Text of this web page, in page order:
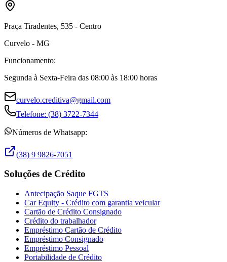
Praça Tiradentes, 535 - Centro
Curvelo - MG
Funcionamento:
Segunda à Sexta-Feira das 08:00 às 18:00 horas
curvelo.creditiva@gmail.com
Telefone: (38) 3722-7344
Números de Whatsapp:
(38) 9 9826-7051
Soluções de Crédito
Antecipação Saque FGTS
Car Equity - Crédito com garantia veicular
Cartão de Crédito Consignado
Crédito do trabalhador
Empréstimo Cartão de Crédito
Empréstimo Consignado
Empréstimo Pessoal
Portabilidade de Crédito